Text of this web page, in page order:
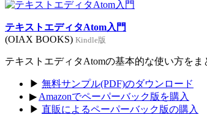
テキストエディタAtom入門
(OIAX BOOKS) Kindle版
テキストエディタAtomの基本的な使い方を
▶ 無料サンプル(PDF)のダウンロード
▶ Amazonでペーパーバック版を購入
▶ 直販によるペーパーバック版の購入